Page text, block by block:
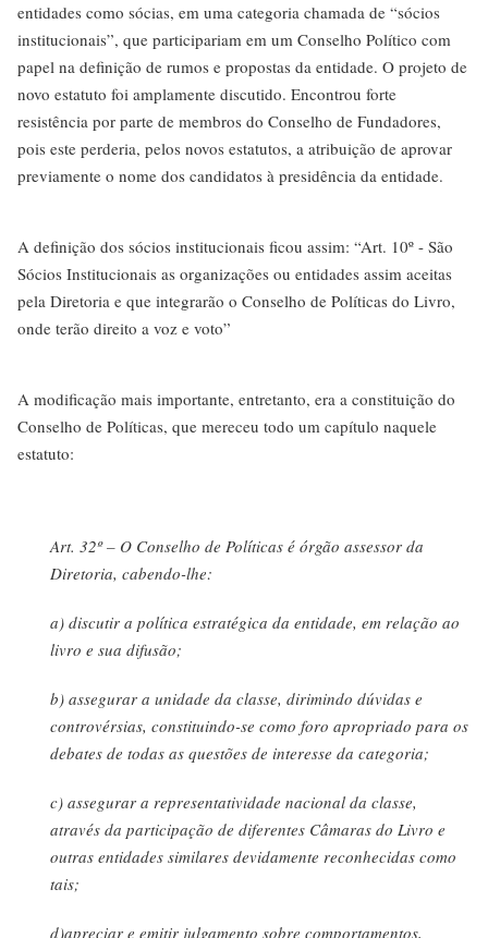
entidades como sócias, em uma categoria chamada de “sócios
institucionais”, que participariam em um Conselho Político com
papel na definição de rumos e propostas da entidade. O projeto de
novo estatuto foi amplamente discutido. Encontrou forte
resistência por parte de membros do Conselho de Fundadores,
pois este perderia, pelos novos estatutos, a atribuição de aprovar
previamente o nome dos candidatos à presidência da entidade.
A definição dos sócios institucionais ficou assim: “Art. 10º - São
Sócios Institucionais as organizações ou entidades assim aceitas
pela Diretoria e que integrarão o Conselho de Políticas do Livro,
onde terão direito a voz e voto”
A modificação mais importante, entretanto, era a constituição do
Conselho de Políticas, que mereceu todo um capítulo naquele
estatuto:
Art. 32º – O Conselho de Políticas é órgão assessor da
Diretoria, cabendo-lhe:
a) discutir a política estratégica da entidade, em relação ao
livro e sua difusão;
b) assegurar a unidade da classe, dirimindo dúvidas e
controvérsias, constituindo-se como foro apropriado para os
debates de todas as questões de interesse da categoria;
c) assegurar a representatividade nacional da classe,
através da participação de diferentes Câmaras do Livro e
outras entidades similares devidamente reconhecidas como
tais;
d)apreciar e emitir julgamento sobre comportamentos,